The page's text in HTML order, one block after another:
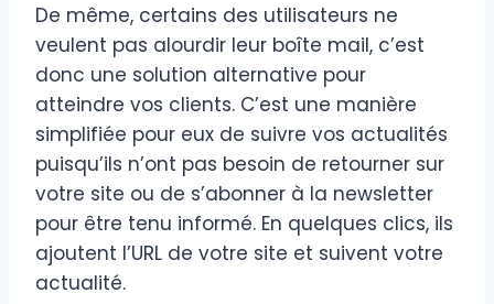
De même, certains des utilisateurs ne
veulent pas alourdir leur boîte mail, c’est
donc une solution alternative pour
atteindre vos clients. C’est une manière
simplifiée pour eux de suivre vos actualités
puisqu’ils n’ont pas besoin de retourner sur
votre site ou de s’abonner à la newsletter
pour être tenu informé. En quelques clics, ils
ajoutent l’URL de votre site et suivent votre
actualité.